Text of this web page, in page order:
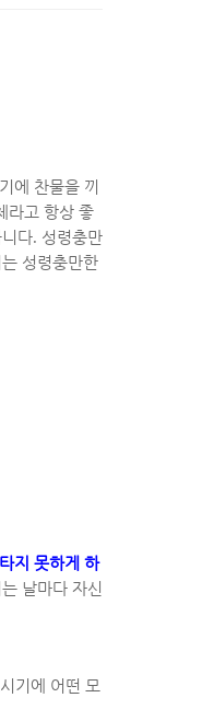
에 찬물을 끼
라고 항상 좋
다. 성령충만
성령충만한
지 못하게 하
날마다 자신
기에 어떤 모